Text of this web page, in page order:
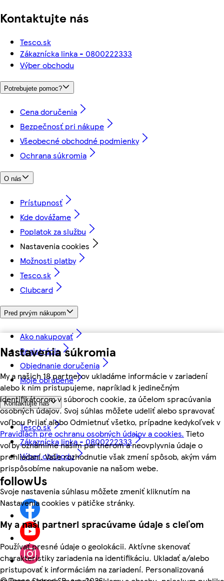
Nastavenia súkromia
My a našich 18 partnerov ukladáme informácie v zariadení
alebo k nim pristupujeme, napríklad k jedinečným
identifikátorom v súboroch cookie, za účelom spracúvania
osobných údajov. Svoj súhlas môžete udeliť alebo spravovať
voľbou Prijať alebo Odmietnuť všetko, prípadne kedykoľvek v
Pravidlách pre ochranu osobných údajov a cookies. Tieto
voľby oznámime našim partnerom a neovplyvnia údaje o
prehliadaní. Vaše rozhodnutie však zmení spôsob, akým vám
prispôsobíme nakupovanie na našom webe.
Svoje nastavenia súhlasu môžete zmeniť kliknutím na
Nastavenia cookies v pätičke stránky.
My a naši partneri spracúvame údaje s cieľom
Používať presné údaje o geolokácii. Aktívne skenovať
charakteristiky zariadenia na identifikáciu. Ukladať a/alebo
pristupovať k informáciám na zariadení. Personalizovaná
Kontaktujte nás
Tesco.sk
Zákaznícka linka - 0800222333
Výber obchodu
Potrebujete pomoc?
Cena doručenia
Bezpečnosť pri nákupe
Všeobecné obchodné podmienky
Ochrana súkromia
O nás
Prístupnosť
Kde dovážame
Poplatok za službu
Nastavenia cookies
Možnosti platby
Tesco.sk
Clubcard
Pred prvým nákupom
Ako nakupovať
Registrácia
Objednanie doručenia
Moje obľúbené
Kontaktujte nás
Tesco.sk
Zákaznícka linka - 0800222333
Výber obchodu
followUs